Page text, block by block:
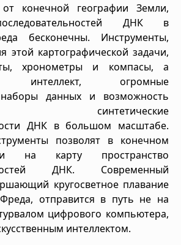
конечной географии Земли,
ДНК в
бесконечны. Инструменты,
этой картографической задачи,
хронометры и компасы, а
интеллект, огромные
наборы данных и возможность
синтетические
ДНК в большом масштабе.
позволят в конечном
на карту пространство
ДНК. Современный
кругосветное плавание
отправится в путь не на
цифрового компьютера,
интеллектом.